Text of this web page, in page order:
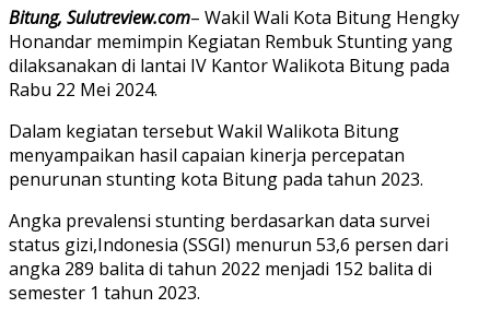
Bitung, Sulutreview.com– Wakil Wali Kota Bitung Hengky
Honandar memimpin Kegiatan Rembuk Stunting yang
dilaksanakan di lantai IV Kantor Walikota Bitung pada
Rabu 22 Mei 2024.
Dalam kegiatan tersebut Wakil Walikota Bitung
menyampaikan hasil capaian kinerja percepatan
penurunan stunting kota Bitung pada tahun 2023.
Angka prevalensi stunting berdasarkan data survei
status gizi,Indonesia (SSGI) menurun 53,6 persen dari
angka 289 balita di tahun 2022 menjadi 152 balita di
semester 1 tahun 2023.